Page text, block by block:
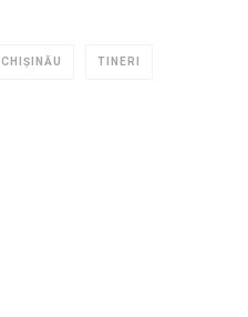
CHIȘINĂU TINERI